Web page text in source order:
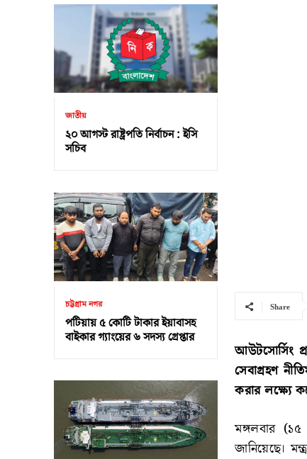
জাতীয়
২০ আগস্ট রাষ্ট্রপতি নির্বাচন : ইসি
সচিব
চট্টগ্রাম নগর
পটিয়ায় ৫ কোটি টাকার ইয়াবাসহ
বাইকার গ্যাংয়ের ৬ সদস্য গ্রেপ্তার
Share
আউটসোর্সিং
সেবাগ্রহণ
করার লক্ষ্যে
মঙ্গলবার
জানিয়েছে।